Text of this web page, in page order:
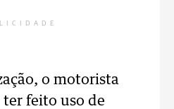
o motorista
feito uso de